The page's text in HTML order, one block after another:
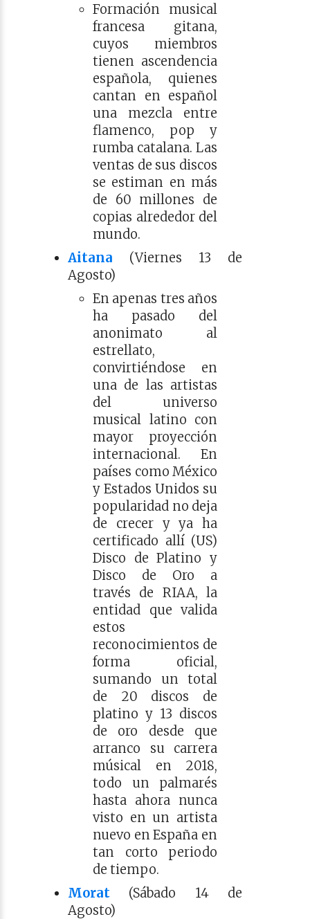
Formación musical
francesa gitana,
cuyos miembros
tienen ascendencia
española, ​ quienes
cantan en español
una mezcla entre
flamenco, pop y
rumba catalana. Las
ventas de sus discos
se estiman en más
de 60 millones de
copias alrededor del
mundo.
Aitana (Viernes 13 de
Agosto)
En apenas tres años
ha pasado del
anonimato al
estrellato,
convirtiéndose en
una de las artistas
del universo
musical latino con
mayor proyección
internacional. En
países como México
y Estados Unidos su
popularidad no deja
de crecer y ya ha
certificado allí (US)
Disco de Platino y
Disco de Oro a
través de RIAA, la
entidad que valida
estos
reconocimientos de
forma oficial,
sumando un total
de 20 discos de
platino y 13 discos
de oro desde que
arranco su carrera
músical en 2018,
todo un palmarés
hasta ahora nunca
visto en un artista
nuevo en España en
tan corto periodo
de tiempo.
Morat(Sábado 14 de
Agosto)